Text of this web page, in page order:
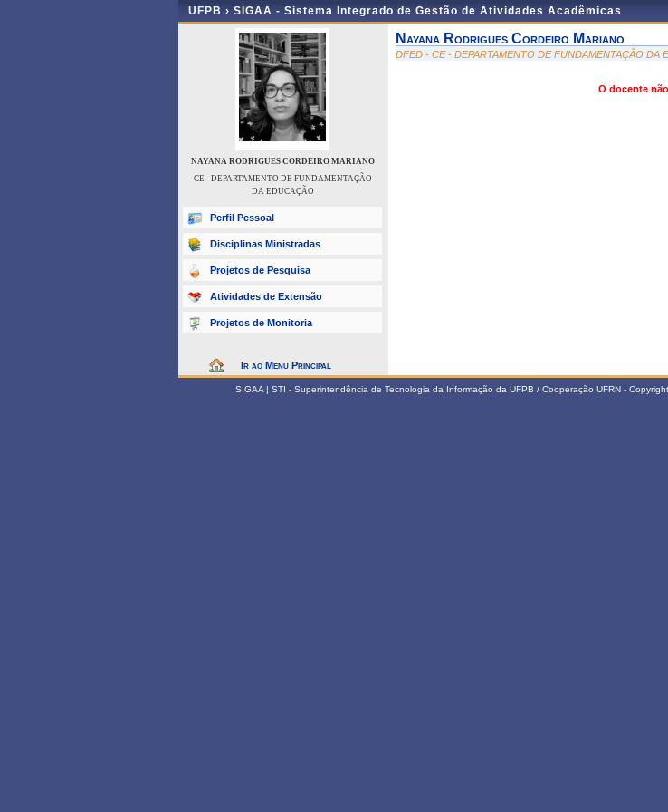
UFPB › SIGAA - Sistema Integrado de Gestão de Atividades Acadêmicas
NAYANA RODRIGUES CORDEIRO MARIANO
CE - DEPARTAMENTO DE FUNDAMENTAÇÃO
DA EDUCAÇÃO
Perfil Pessoal
Disciplinas Ministradas
Projetos de Pesquisa
Atividades de Extensão
Projetos de Monitoria
Ir ao Menu Principal
Nayana Rodrigues Cordeiro Mariano
DFED - CE - DEPARTAMENTO DE FUNDAMENTAÇÃO DA
O docente
SIGAA | STI - Superintendência de Tecnologia da Informação da UFPB / Cooperação UFRN -